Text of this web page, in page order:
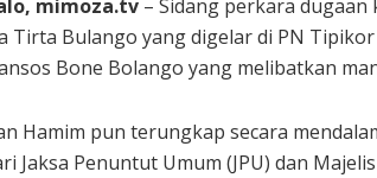
mimoza.tv – Sidang perkara
Tirta Bulango yang digelar di PN
Bone Bolango yang melibatkan
Hamim pun terungkap secara
Jaksa Penuntut Umum (JPU) dan